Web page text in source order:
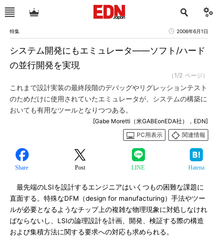
特集 2006年6月1日
システム開発にもエミュレータ――ソフト/ハード
の並行開発を実現
（1/2 ページ）
これまで設計実装の最終段階のデバッグやリグレッションテスト
のためだけに使用されていたエミュレータが、システムの構築に
おいても有用なツールとなりつつある。
[Gabe Moretti（米GABEonEDA社），EDN]
PC用表示
関連情報
Share Post LINE Hatena
最先端のLSIを設計するエンジニアはいくつもの困難な課題に
直面する。特殊なDFM（design for manufacturing）手法やツー
ルが必要となるようなチップ上の複雑な物理現象に対処しなけれ
ばならないし、LSIの論理設計を計画、開発、検証する際の構造
および集積方法に関する要求への対応も求められる。